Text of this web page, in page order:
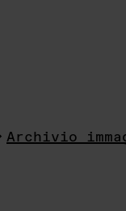
Archivio